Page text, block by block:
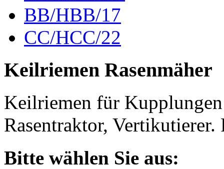
BB/HBB/17
CC/HCC/22
Keilriemen Rasenmäher
Keilriemen für Kupplungen
Rasentraktor,
Bitte wählen Sie aus: